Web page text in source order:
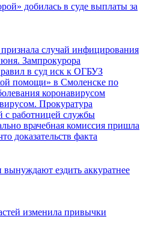
добилась в суде выплаты за
случай инфицирования
Зампрокурора
в суд иск к ОГБУЗ
помощи» в Смоленске по
коронавирусом
Прокуратура
с работницей службы
врачебная комиссия пришла
доказательств факта
ездить аккуратнее
изменила привычки